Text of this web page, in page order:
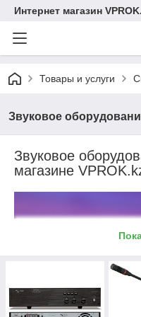
Интернет магазин
Товары и услуги
Звуковое
Звуковое
магазине